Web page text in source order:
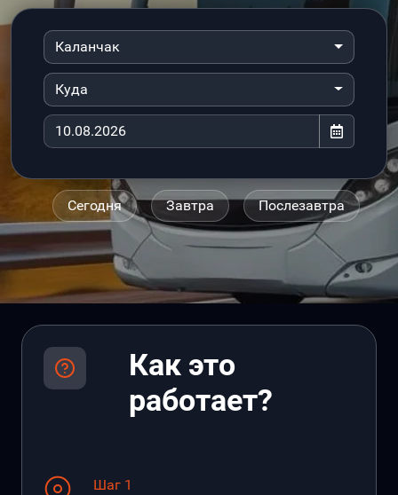
Каланчак
Куда
Сегодня Завтра Послезавтра
Как это
работает?
Шаг 1